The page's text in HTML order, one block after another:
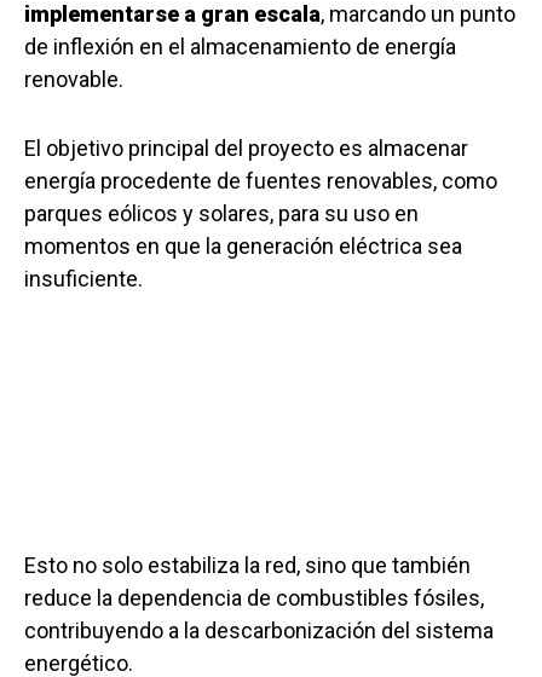
implementarse a gran escala, marcando un punto
de inflexión en el almacenamiento de energía
renovable.
El objetivo principal del proyecto es almacenar
energía procedente de fuentes renovables, como
parques eólicos y solares, para su uso en
momentos en que la generación eléctrica sea
insuficiente.
Esto no solo estabiliza la red, sino que también
reduce la dependencia de combustibles fósiles,
contribuyendo a la descarbonización del sistema
energético.